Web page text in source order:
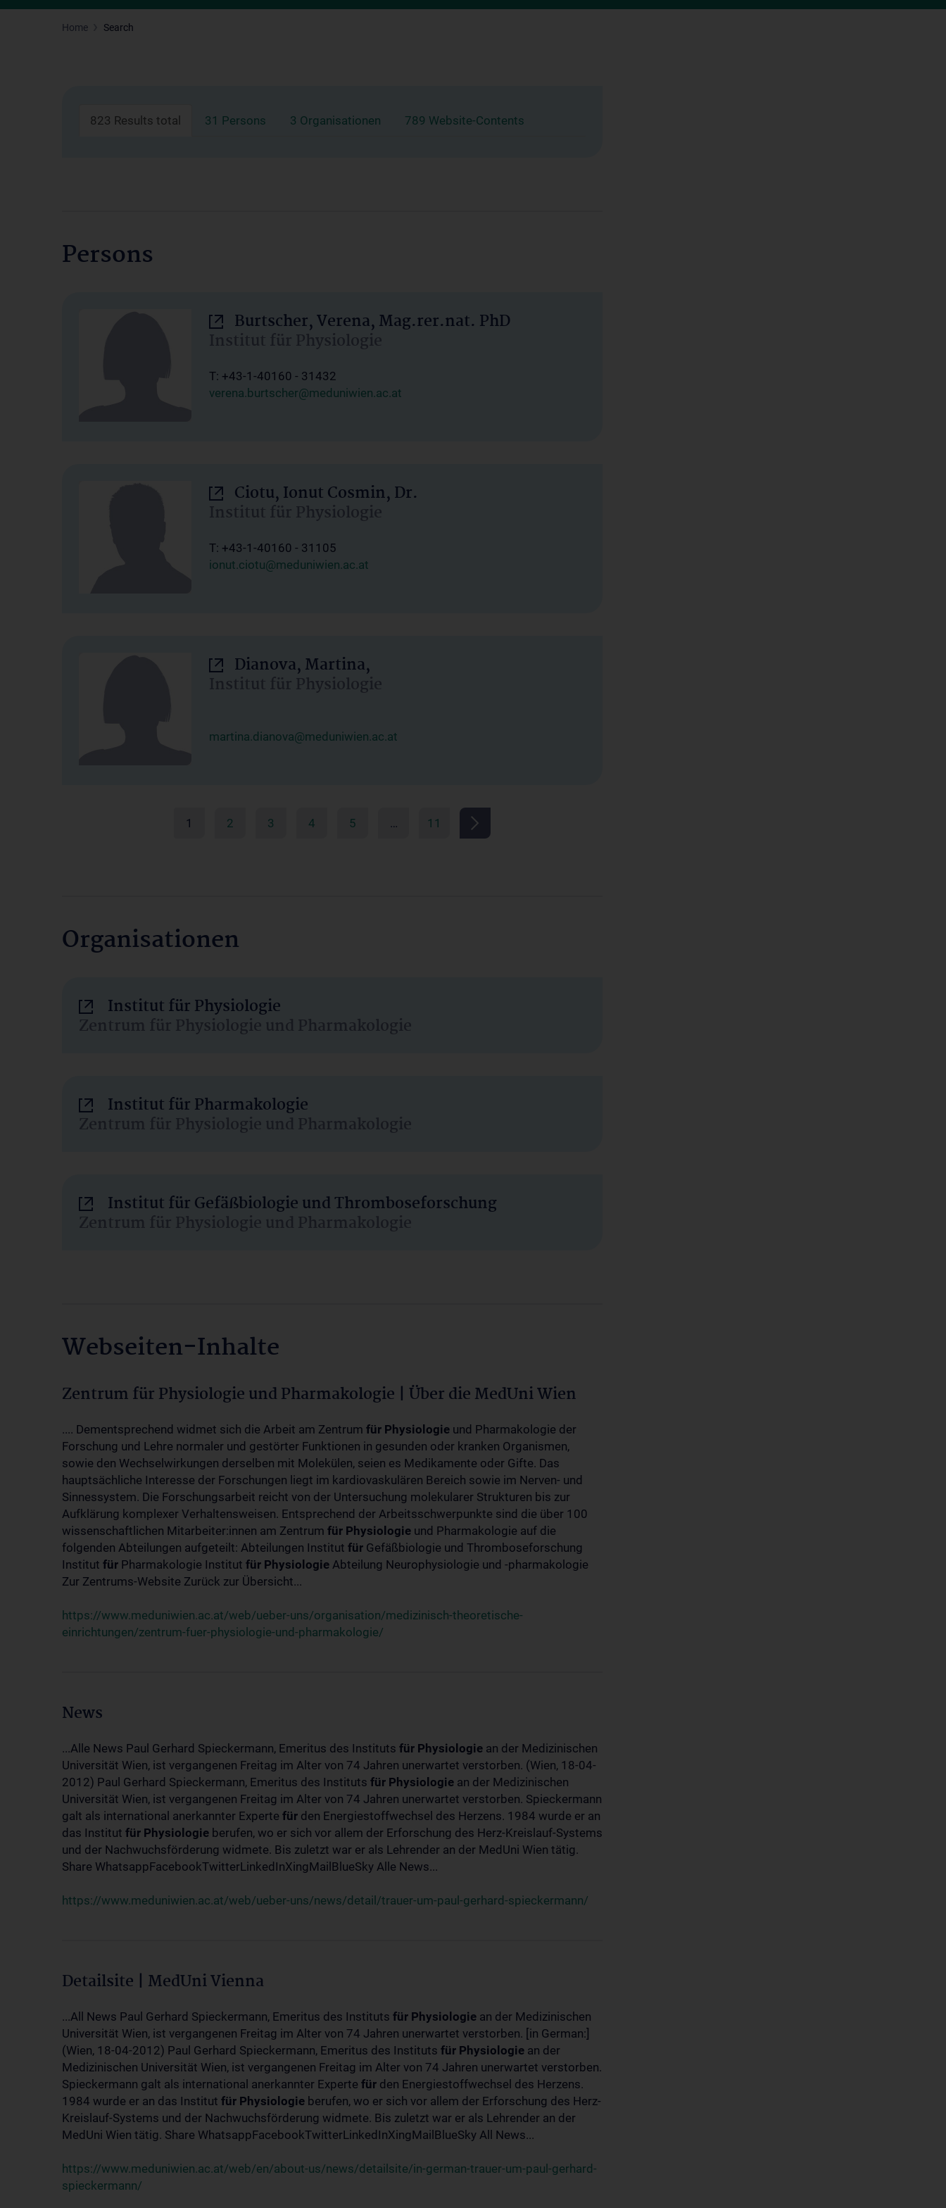
Home Search
823 Results total 31 Persons 3 Organisationen 789 Website-Contents
Persons
Burtscher, Verena, Mag.rer.nat. PhD
Institut für Physiologie
T: +43-1-40160 - 31432
verena.burtscher@meduniwien.ac.at
Ciotu, Ionut Cosmin, Dr.
Institut für Physiologie
T: +43-1-40160 - 31105
ionut.ciotu@meduniwien.ac.at
Dianova, Martina,
Institut für Physiologie
martina.dianova@meduniwien.ac.at
1 2 3 4 5 … 11
Organisationen
Institut für Physiologie
Zentrum für Physiologie und Pharmakologie
Institut für Pharmakologie
Zentrum für Physiologie und Pharmakologie
Institut für Gefäßbiologie und Thromboseforschung
Zentrum für Physiologie und Pharmakologie
Webseiten-Inhalte
Zentrum für Physiologie und Pharmakologie | Über die MedUni Wien
.... Dementsprechend widmet sich die Arbeit am Zentrum für Physiologie und Pharmakologie der
Forschung und Lehre normaler und gestörter Funktionen in gesunden oder kranken Organismen,
sowie den Wechselwirkungen derselben mit Molekülen, seien es Medikamente oder Gifte. Das
hauptsächliche Interesse der Forschungen liegt im kardiovaskulären Bereich sowie im Nerven- und
Sinnessystem. Die Forschungsarbeit reicht von der Untersuchung molekularer Strukturen bis zur
Aufklärung komplexer Verhaltensweisen. Entsprechend der Arbeitsschwerpunkte sind die über 100
wissenschaftlichen Mitarbeiter:innen am Zentrum für Physiologie und Pharmakologie auf die
folgenden Abteilungen aufgeteilt: Abteilungen Institut für Gefäßbiologie und Thromboseforschung
Institut für Pharmakologie Institut für Physiologie Abteilung Neurophysiologie und -pharmakologie
Zur Zentrums-Website Zurück zur Übersicht...
https://www.meduniwien.ac.at/web/ueber-uns/organisation/medizinisch-theoretische-
einrichtungen/zentrum-fuer-physiologie-und-pharmakologie/
News
...Alle News Paul Gerhard Spieckermann, Emeritus des Instituts für Physiologie an der Medizinischen
Universität Wien, ist vergangenen Freitag im Alter von 74 Jahren unerwartet verstorben. (Wien, 18-04-
2012) Paul Gerhard Spieckermann, Emeritus des Instituts für Physiologie an der Medizinischen
Universität Wien, ist vergangenen Freitag im Alter von 74 Jahren unerwartet verstorben. Spieckermann
galt als international anerkannter Experte für den Energiestoffwechsel des Herzens. 1984 wurde er an
das Institut für Physiologie berufen, wo er sich vor allem der Erforschung des Herz-Kreislauf-Systems
und der Nachwuchsförderung widmete. Bis zuletzt war er als Lehrender an der MedUni Wien tätig.
Share WhatsappFacebookTwitterLinkedInXingMailBlueSky Alle News...
https://www.meduniwien.ac.at/web/ueber-uns/news/detail/trauer-um-paul-gerhard-spieckermann/
Detailsite | MedUni Vienna
...All News Paul Gerhard Spieckermann, Emeritus des Instituts für Physiologie an der Medizinischen
Universität Wien, ist vergangenen Freitag im Alter von 74 Jahren unerwartet verstorben. [in German:]
(Wien, 18-04-2012) Paul Gerhard Spieckermann, Emeritus des Instituts für Physiologie an der
Medizinischen Universität Wien, ist vergangenen Freitag im Alter von 74 Jahren unerwartet verstorben.
Spieckermann galt als international anerkannter Experte für den Energiestoffwechsel des Herzens.
1984 wurde er an das Institut für Physiologie berufen, wo er sich vor allem der Erforschung des Herz-
Kreislauf-Systems und der Nachwuchsförderung widmete. Bis zuletzt war er als Lehrender an der
MedUni Wien tätig. Share WhatsappFacebookTwitterLinkedInXingMailBlueSky All News...
https://www.meduniwien.ac.at/web/en/about-us/news/detailsite/in-german-trauer-um-paul-gerhard-
spieckermann/